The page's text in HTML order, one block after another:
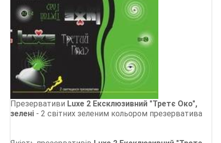
Masculan
Luxe
Гусарські
Lifestyles
Durex
Vizit
Contex
Презервативи Luxe 2 Ексклюзивний "Третє Око",
зелені - 2 світних зеленим кольором презерватива